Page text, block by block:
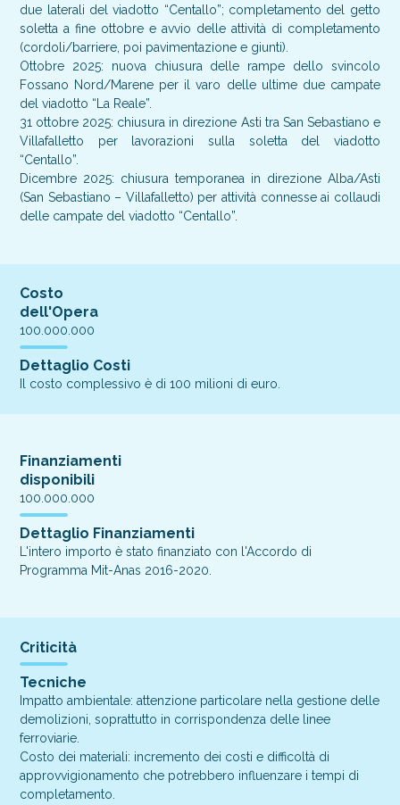
due laterali del viadotto “Centallo”; completamento del getto
soletta a fine ottobre e avvio delle attività di completamento
(cordoli/barriere, poi pavimentazione e giunti).
Ottobre 2025: nuova chiusura delle rampe dello svincolo
Fossano Nord/Marene per il varo delle ultime due campate
del viadotto “La Reale”.
31 ottobre 2025: chiusura in direzione Asti tra San Sebastiano e
Villafalletto per lavorazioni sulla soletta del viadotto
“Centallo”.
Dicembre 2025: chiusura temporanea in direzione Alba/Asti
(San Sebastiano – Villafalletto) per attività connesse ai collaudi
delle campate del viadotto “Centallo”.
Costo
dell'Opera
100.000.000
Dettaglio Costi
Il costo complessivo è di 100 milioni di euro.
Finanziamenti
disponibili
100.000.000
Dettaglio Finanziamenti
L'intero importo è stato finanziato con l'Accordo di
Programma Mit-Anas 2016-2020.
Criticità
Tecniche
Impatto ambientale: attenzione particolare nella gestione delle
demolizioni, soprattutto in corrispondenza delle linee
ferroviarie.
Costo dei materiali: incremento dei costi e difficoltà di
approvvigionamento che potrebbero influenzare i tempi di
completamento.